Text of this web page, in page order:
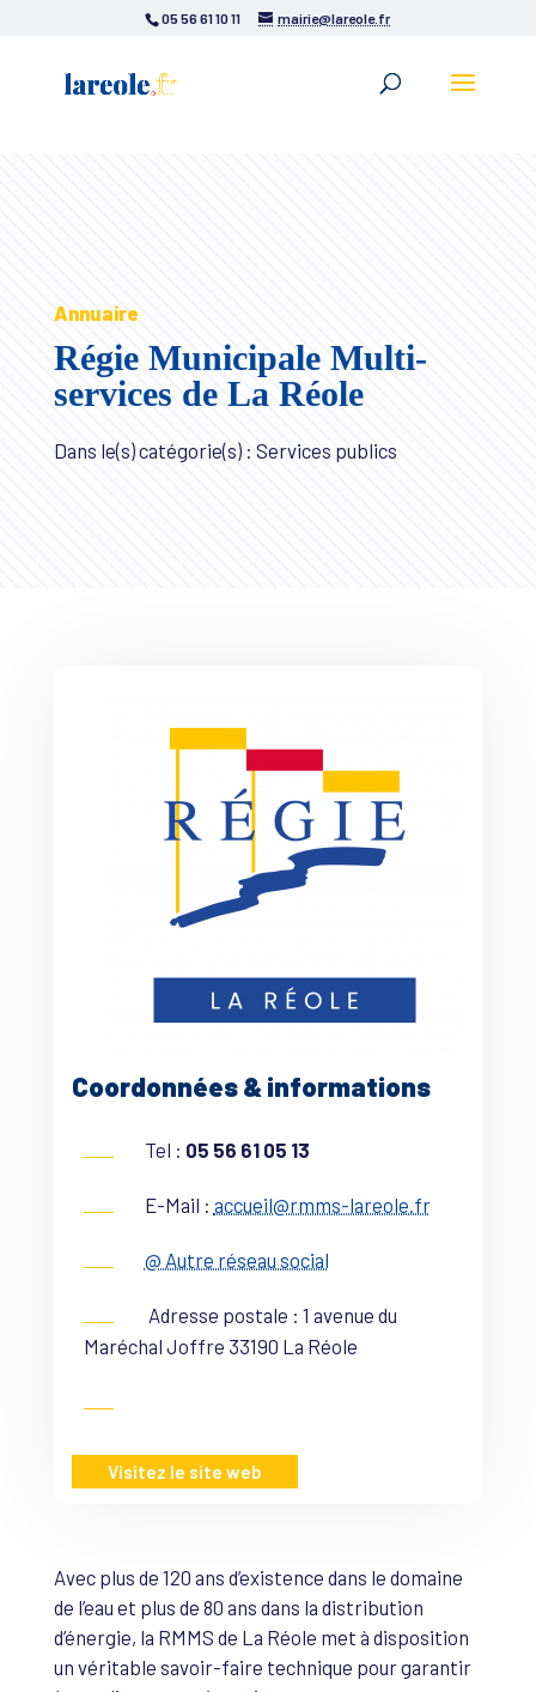
05 56 61 10 11 mairie@lareole.fr
Annuaire
Régie Municipale Multi-
services de La Réole
Dans le(s) catégorie(s) : Services publics
Coordonnées & informations
Tel : 05 56 61 05 13
E-Mail : accueil@rmms-lareole.fr
@ Autre réseau social
Adresse postale : 1 avenue du
Maréchal Joffre 33190 La Réole
Visitez le site web
Avec plus de 120 ans d’existence dans le domaine
de l’eau et plus de 80 ans dans la distribution
d’énergie, la RMMS de La Réole met à disposition
un véritable savoir-faire technique pour garantir